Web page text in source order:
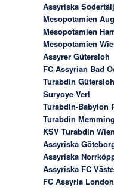
Assyriska
Mesopotamien
Mesopotamien
Mesopotamien
Assyrer Gütersloh
FC Assyrian Bad
Turabdin Gütersloh
Suryoye Verl
Turabdin-Babylon
Turabdin
KSV Turabdin Wien
Assyriska
Assyriska
Assyriska FC
FC Assyria